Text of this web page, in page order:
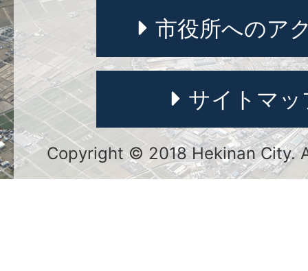
市役所へのア
サイトマッ
Copyright © 2018 Hekinan City.